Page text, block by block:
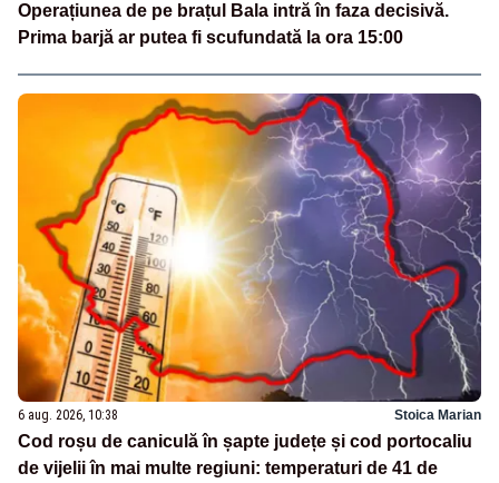
Operațiunea de pe brațul Bala intră în faza decisivă.
Prima barjă ar putea fi scufundată la ora 15:00
6 aug. 2026, 10:38 Stoica Marian
Cod roșu de caniculă în șapte județe și cod portocaliu
de vijelii în mai multe regiuni: temperaturi de 41 de